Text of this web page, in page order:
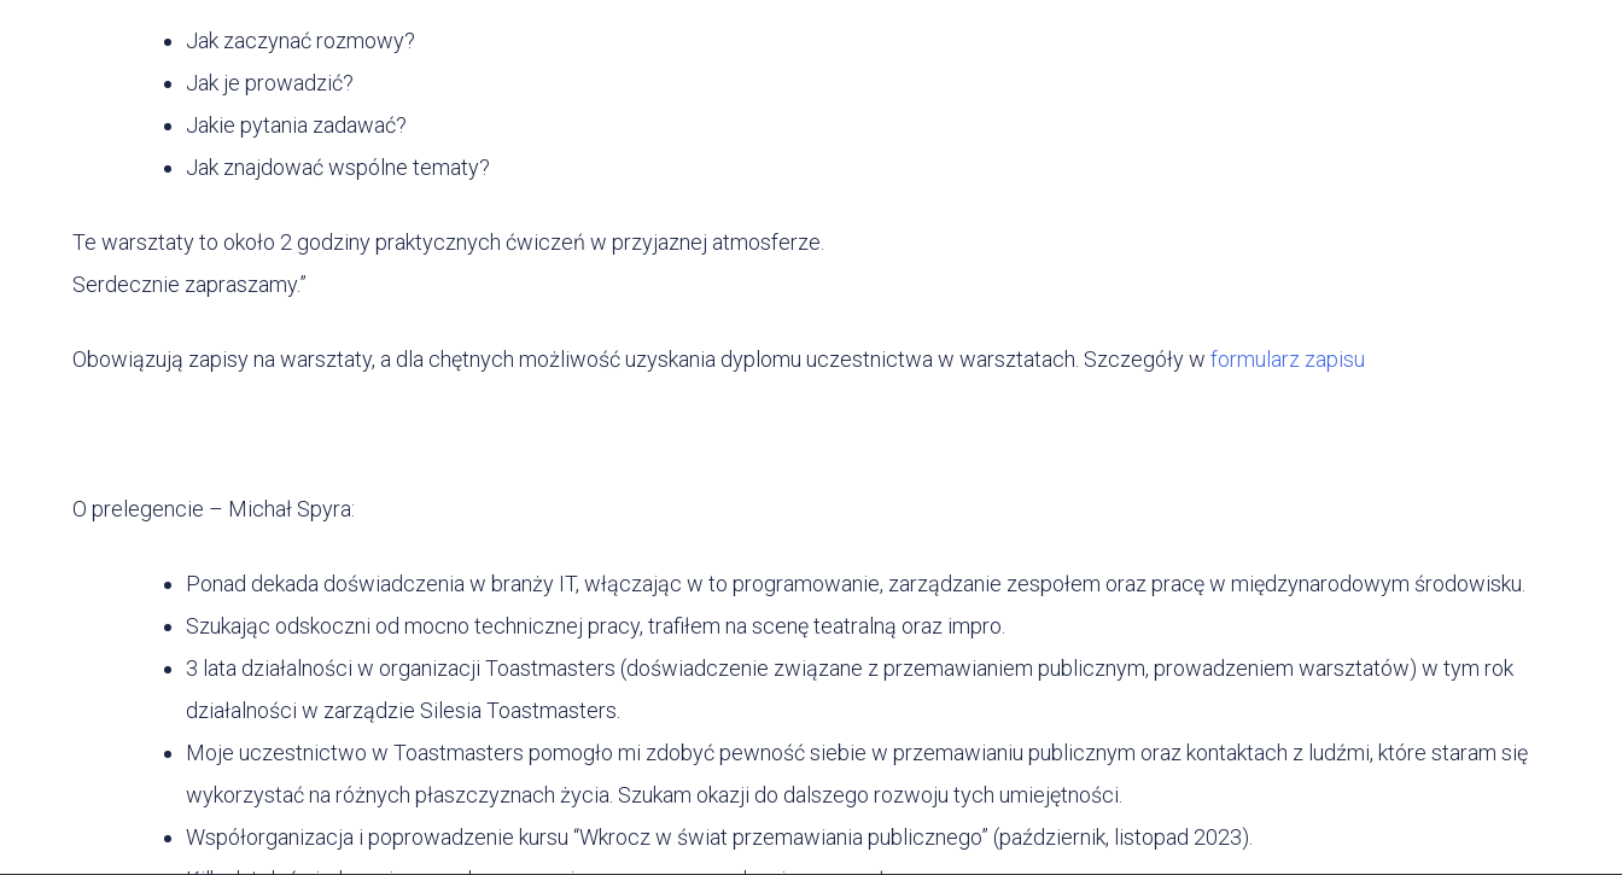
Jak zaczynać rozmowy?
Jak je prowadzić?
Jakie pytania zadawać?
Jak znajdować wspólne tematy?
Te warsztaty to około 2 godziny praktycznych ćwiczeń w przyjaznej atmosferze.
Serdecznie zapraszamy.”
Obowiązują zapisy na warsztaty, a dla chętnych możliwość uzyskania dyplomu uczestnictwa w warsztatach. Szczegóły w formularz zapisu
O prelegencie – Michał Spyra:
Ponad dekada doświadczenia w branży IT, włączając w to programowanie, zarządzanie zespołem oraz pracę w międzynarodowym środowisku.
Szukając odskoczni od mocno technicznej pracy, trafiłem na scenę teatralną oraz impro.
3 lata działalności w organizacji Toastmasters (doświadczenie związane z przemawianiem publicznym, prowadzeniem warsztatów) w tym rok
działalności w zarządzie Silesia Toastmasters.
Moje uczestnictwo w Toastmasters pomogło mi zdobyć pewność siebie w przemawianiu publicznym oraz kontaktach z ludźmi, które staram się
wykorzystać na różnych płaszczyznach życia. Szukam okazji do dalszego rozwoju tych umiejętności.
Współorganizacja i poprowadzenie kursu “Wkrocz w świat przemawiania publicznego” (październik, listopad 2023).